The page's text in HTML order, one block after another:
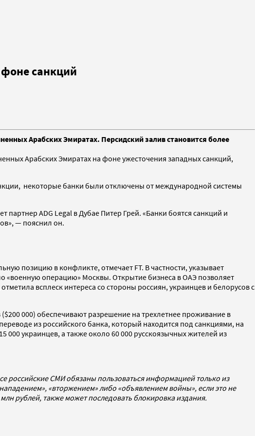
санкций
Арабских Эмиратах. Персидский залив становится более
Арабских Эмиратах на фоне ужесточения западных санкций,
некоторые банки были отключены от международной системы
партнер ADG Legal в Дубае Питер Грей. «Банки боятся санкций и
— пояснил он.
позицию в конфликте, отмечает FT. В частности, указывает
«военную операцию» Москвы. Открытие бизнеса в ОАЭ позволяет
всплеск интереса со стороны россиян, украинцев и белорусов с
000) обеспечивают разрешение на трехлетнее проживание в
из российского банка, который находится под санкциями, на
000 украинцев, а также около 60 000 русскоязычных жителей из
российские СМИ обязаны пользоваться информацией только из
«вторжением» либо «объявлением войны», если это не
рублей, также может последовать блокировка издания.